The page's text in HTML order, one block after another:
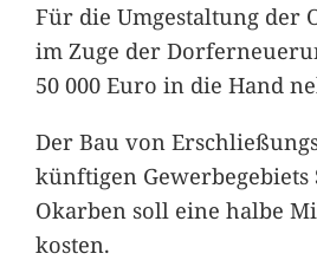
Für die Umgestaltung der
im Zuge der
50 000 Euro in die Hand
Der Bau von
künftigen Gewerbegebiets
Okarben soll eine halbe
kosten.